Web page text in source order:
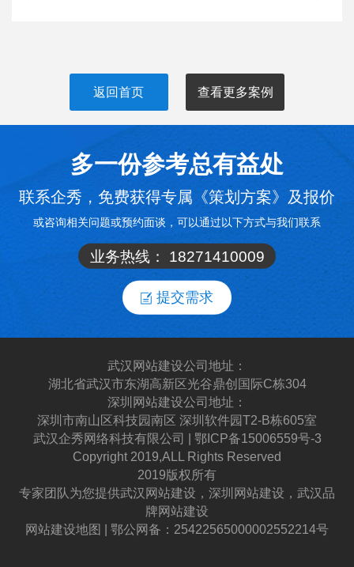
返回首页 查看更多案例
多一份参考总有益处
联系企秀，免费获得专属《策划方案》及报价
或咨询相关问题或预约面谈，可以通过以下方式与我们联系
业务热线： 18271410009
提交需求
武汉网站建设公司地址：
湖北省武汉市东湖高新区光谷鼎创国际C栋304
深圳网站建设公司地址：
深圳市南山区科技园南区 深圳软件园T2-B栋605室
武汉企秀网络科技有限公司 | 鄂ICP备15006559号-3
Copyright 2019,ALL Rights Reserved
2019版权所有
专家团队为您提供武汉网站建设，深圳网站建设，武汉品
牌网站建设
网站建设地图 | 鄂公网备：25422565000002552214号